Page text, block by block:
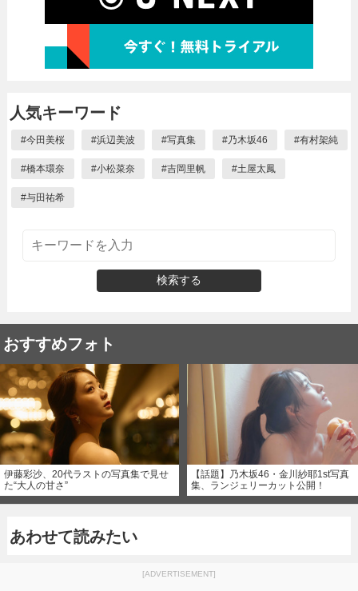
人気キーワード
#今田美桜 #浜辺美波 #写真集 #乃木坂46 #有村架純
#橋本環奈 #小松菜奈 #吉岡里帆 #土屋太鳳
#与田祐希
検索する
おすすめフォト
伊藤彩沙、20代ラストの写真集で見せ
た“大人の甘さ”
【話題】乃木坂46・金川紗耶1st写真
集、ランジェリーカット公開！
あわせて読みたい
[ADVERTISEMENT]